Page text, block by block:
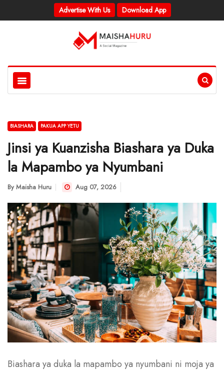
Advertise With Us Download App
BIASHARA PAKUA APP YETU
Jinsi ya Kuanzisha Biashara ya Duka
la Mapambo ya Nyumbani
By Maisha Huru Aug 07, 2026
Biashara ya duka la mapambo ya nyumbani ni moja ya